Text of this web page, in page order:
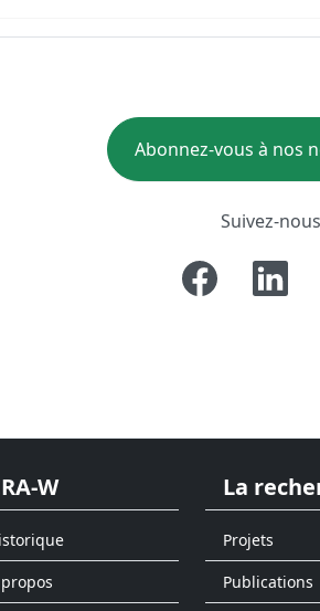
Abonnez-vous à nos
Suivez-nous
W La
Projets
Publications